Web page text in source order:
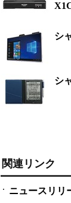
シ
シ
関連リンク
ニュースリリ